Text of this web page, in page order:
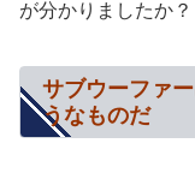
が分かりましたか？
サブウーファ
うなものだ